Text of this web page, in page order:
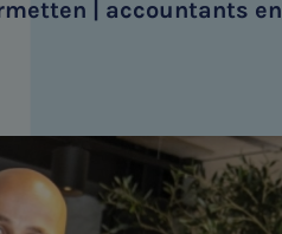
| accountants en